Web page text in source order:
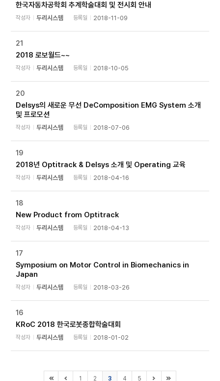
한국자동차공학회 추계학술대회 및 전시회 안내
작성자 두리시스템 등록일 2018-11-09
21
2018 로보월드~~
작성자 두리시스템 등록일 2018-10-05
20
Delsys의 새로운 무선 DeComposition EMG System 소개
및 프로모션
작성자 두리시스템 등록일 2018-07-06
19
2018년 Optitrack & Delsys 소개 및 Operating 교육
작성자 두리시스템 등록일 2018-04-16
18
New Product from Optitrack
작성자 두리시스템 등록일 2018-04-13
17
Symposium on Motor Control in Biomechanics in
Japan
작성자 두리시스템 등록일 2018-03-26
16
KRoC 2018 한국로봇종합학술대회
작성자 두리시스템 등록일 2018-01-02
1 2 3 4 5